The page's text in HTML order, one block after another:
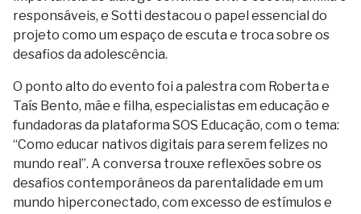
responsáveis, e Sotti destacou o papel essencial do
projeto como um espaço de escuta e troca sobre os
desafios da adolescência.
O ponto alto do evento foi a palestra com Roberta e
Taís Bento, mãe e filha, especialistas em educação e
fundadoras da plataforma SOS Educação, com o tema:
“Como educar nativos digitais para serem felizes no
mundo real”. A conversa trouxe reflexões sobre os
desafios contemporâneos da parentalidade em um
mundo hiperconectado, com excesso de estímulos e